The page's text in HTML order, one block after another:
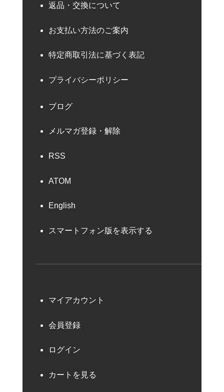
返品・交換について
お支払い方法のご案内
特定商取引法に基づく表記
プライバシーポリシー
ブログ
メルマガ登録・解除
RSS
ATOM
English
スマートフォン版を表示する
マイアカウント
会員登録
ログイン
カートを見る